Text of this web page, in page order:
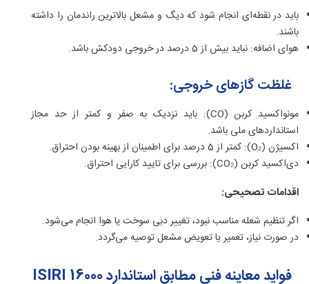
باید در نقطه‌ای انجام شود که دیگ و مشعل بالاترین راندمان را داشته
باشند.
هوای اضافه: نباید بیش از 5 درصد در خروجی دودکش باشد.
غلظت گازهای خروجی:
مونواکسید کربن (CO): باید نزدیک به صفر و کمتر از حد مجاز
استانداردهای ملی باشد.
اکسیژن (O₂): کمتر از 5 درصد برای اطمینان از بهینه بودن احتراق.
دی‌اکسید کربن (CO₂): بررسی برای تایید کارایی احتراق.
اقدامات تصحیحی:
اگر تنظیم شعله مناسب نبود، تغییر دبی سوخت یا هوا انجام می‌شود.
در صورت نیاز، تعمیر یا تعویض مشعل توصیه می‌گردد.
فواید معاینه فنی مطابق استاندارد ISIRI 16000